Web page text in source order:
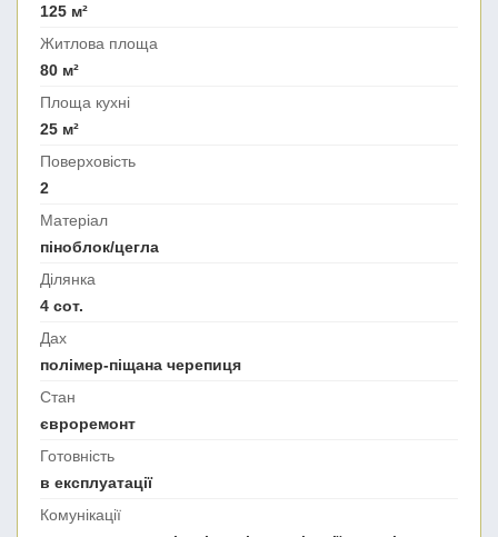
125 м²
Житлова площа
80 м²
Площа кухні
25 м²
Поверховість
2
Матеріал
піноблок/цегла
Ділянка
4 сот.
Дах
полімер-піщана черепиця
Стан
євроремонт
Готовність
в експлуатації
Комунікації